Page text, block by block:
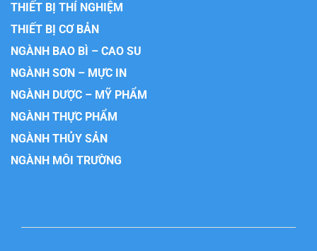
THIẾT BỊ THÍ NGHIỆM
THIẾT BỊ CƠ BẢN
NGÀNH BAO BÌ – CAO SU
NGÀNH SƠN – MỰC IN
NGÀNH DƯỢC – MỸ PHẨM
NGÀNH THỰC PHẨM
NGÀNH THỦY SẢN
NGÀNH MÔI TRƯỜNG